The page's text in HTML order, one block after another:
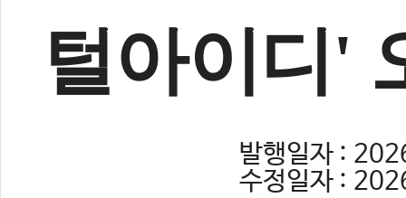
털아이디'
발행일자 :
수정일자 :